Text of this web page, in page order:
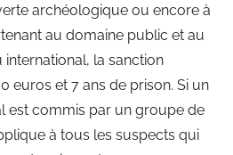
archéologique ou encore à
au domaine public et au
la sanction
euros et 7 ans de prison. Si un
est commis par un groupe de
à tous les suspects qui